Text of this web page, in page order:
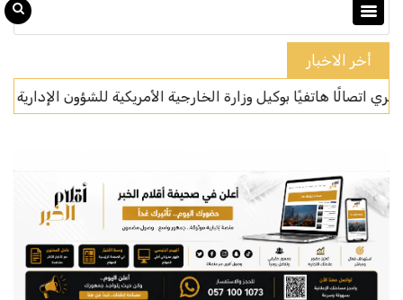
أخر الاخبار
هاتفيًا بوكيل وزارة الخارجية الأمريكية للشؤون الإدارية